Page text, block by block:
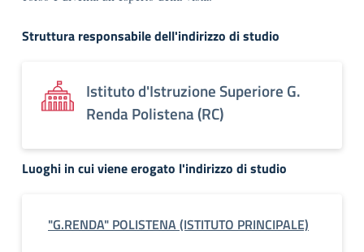
Struttura responsabile dell'indirizzo di studio
Istituto d'Istruzione Superiore G.
Renda Polistena (RC)
Luoghi in cui viene erogato l'indirizzo di studio
"G.RENDA" POLISTENA (ISTITUTO PRINCIPALE)